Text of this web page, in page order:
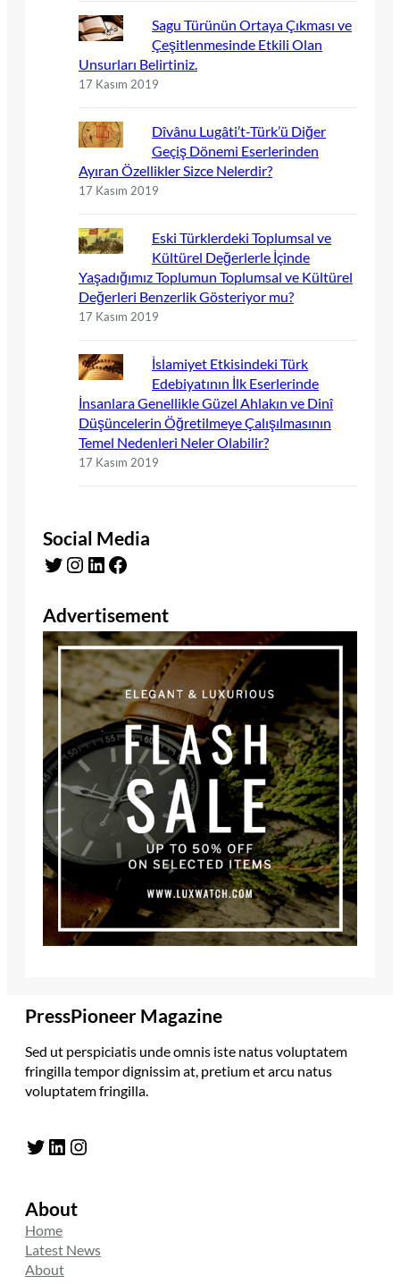
Sagu Türünün Ortaya Çıkması ve
Çeşitlenmesinde Etkili Olan
Unsurları Belirtiniz.
17 Kasım 2019
Dîvânu Lugâti’t-Türk’ü Diğer
Geçiş Dönemi Eserlerinden
Ayıran Özellikler Sizce Nelerdir?
17 Kasım 2019
Eski Türklerdeki Toplumsal ve
Kültürel Değerlerle İçinde
Yaşadığımız Toplumun Toplumsal ve Kültürel
Değerleri Benzerlik Gösteriyor mu?
17 Kasım 2019
İslamiyet Etkisindeki Türk
Edebiyatının İlk Eserlerinde
İnsanlara Genellikle Güzel Ahlakın ve Dinî
Düşüncelerin Öğretilmeye Çalışılmasının
Temel Nedenleri Neler Olabilir?
17 Kasım 2019
Social Media
Twitter Instagram LinkedIn Facebook
Advertisement
PressPioneer Magazine
Sed ut perspiciatis unde omnis iste natus voluptatem
fringilla tempor dignissim at, pretium et arcu natus
voluptatem fringilla.
Twitter LinkedIn Instagram
About
Home
Latest News
About